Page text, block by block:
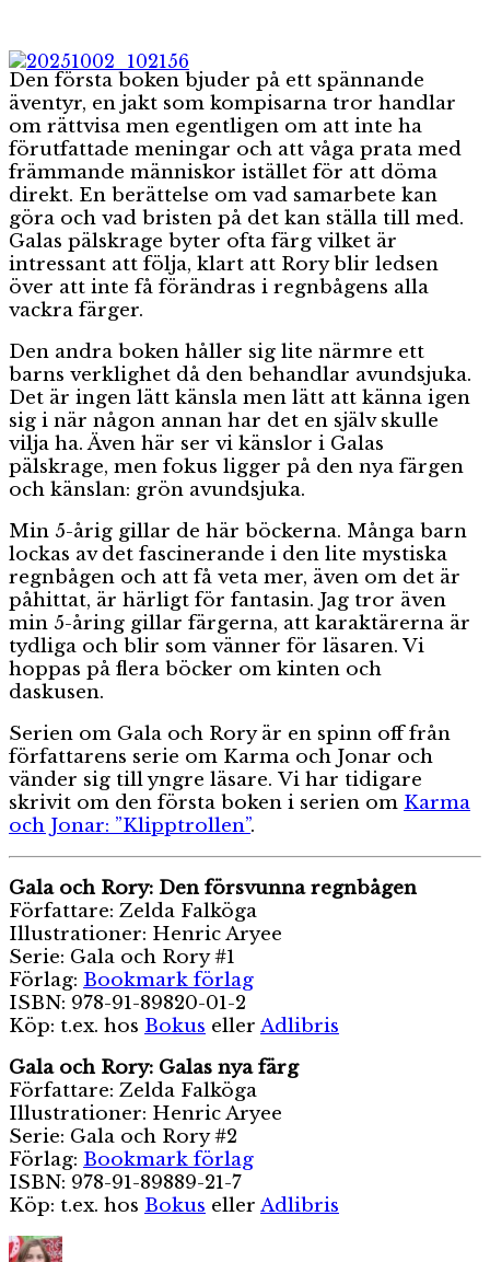
Den första boken bjuder på ett spännande
äventyr, en jakt som kompisarna tror handlar
om rättvisa men egentligen om att inte ha
förutfattade meningar och att våga prata med
främmande människor istället för att döma
direkt. En berättelse om vad samarbete kan
göra och vad bristen på det kan ställa till med.
Galas pälskrage byter ofta färg vilket är
intressant att följa, klart att Rory blir ledsen
över att inte få förändras i regnbågens alla
vackra färger.
Den andra boken håller sig lite närmre ett
barns verklighet då den behandlar avundsjuka.
Det är ingen lätt känsla men lätt att känna igen
sig i när någon annan har det en själv skulle
vilja ha. Även här ser vi känslor i Galas
pälskrage, men fokus ligger på den nya färgen
och känslan: grön avundsjuka.
Min 5-årig gillar de här böckerna. Många barn
lockas av det fascinerande i den lite mystiska
regnbågen och att få veta mer, även om det är
påhittat, är härligt för fantasin. Jag tror även
min 5-åring gillar färgerna, att karaktärerna är
tydliga och blir som vänner för läsaren. Vi
hoppas på flera böcker om kinten och
daskusen.
Serien om Gala och Rory är en spinn off från
författarens serie om Karma och Jonar och
vänder sig till yngre läsare. Vi har tidigare
skrivit om den första boken i serien om Karma
och Jonar: ”Klipptrollen”.
Gala och Rory: Den försvunna regnbågen
Författare: Zelda Falköga
Illustrationer: Henric Aryee
Serie: Gala och Rory #1
Förlag: Bookmark förlag
ISBN: 978-91-89820-01-2
Köp: t.ex. hos Bokus eller Adlibris
Gala och Rory: Galas nya färg
Författare: Zelda Falköga
Illustrationer: Henric Aryee
Serie: Gala och Rory #2
Förlag: Bookmark förlag
ISBN: 978-91-89889-21-7
Köp: t.ex. hos Bokus eller Adlibris
Författare